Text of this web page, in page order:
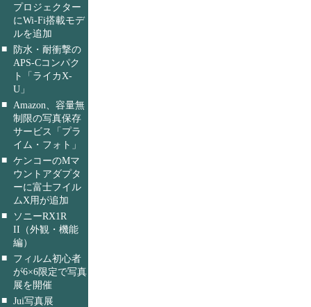
プロジェクター
にWi-Fi搭載モデ
ルを追加
■
防水・耐衝撃の
APS-Cコンパク
ト「ライカX-
U」
■
Amazon、容量無
制限の写真保存
サービス「プラ
イム・フォト」
■ ケンコーのMマ
ウントアダプタ
ーに富士フイル
ムX用が追加
■
ソニーRX1R
II（外観・機能
編）
■
フィルム初心者
が6×6限定で写真
展を開催
■ Jui写真展